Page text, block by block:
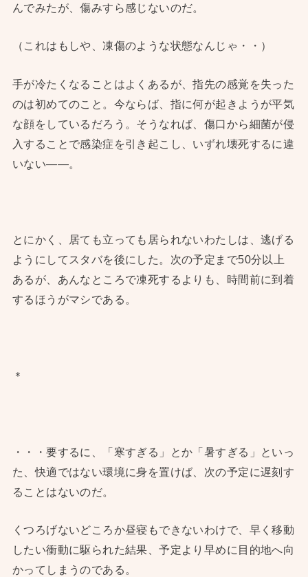
んでみたが、傷みすら感じないのだ。
（これはもしや、凍傷のような状態なんじゃ・・）
手が冷たくなることはよくあるが、指先の感覚を失った
のは初めてのこと。今ならば、指に何が起きようが平気
な顔をしているだろう。そうなれば、傷口から細菌が侵
入することで感染症を引き起こし、いずれ壊死するに違
いない——。
とにかく、居ても立っても居られないわたしは、逃げる
ようにしてスタバを後にした。次の予定まで50分以上
あるが、あんなところで凍死するよりも、時間前に到着
するほうがマシである。
＊
・・・要するに、「寒すぎる」とか「暑すぎる」といっ
た、快適ではない環境に身を置けば、次の予定に遅刻す
ることはないのだ。
くつろげないどころか昼寝もできないわけで、早く移動
したい衝動に駆られた結果、予定より早めに目的地へ向
かってしまうのである。